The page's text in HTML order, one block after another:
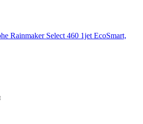
Rainmaker Select 460 1jet EcoSmart,